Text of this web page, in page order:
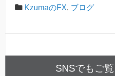
KzumaのFX, ブログ
SNSでもご覧